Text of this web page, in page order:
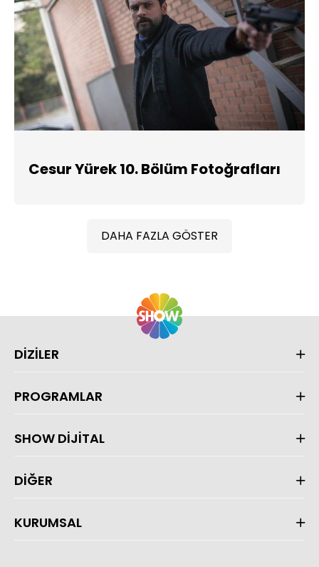
Cesur Yürek 10. Bölüm Fotoğrafları
DAHA FAZLA GÖSTER
DİZİLER
PROGRAMLAR
SHOW DİJİTAL
DİĞER
KURUMSAL